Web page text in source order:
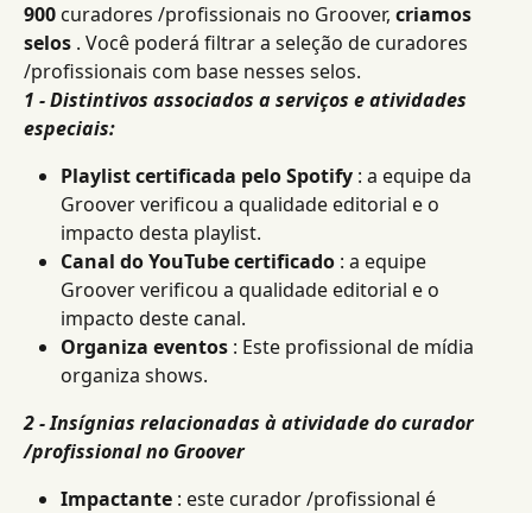
900 curadores /profissionais no Groover, criamos
selos . Você poderá filtrar a seleção de curadores
/profissionais com base nesses selos.
1 - Distintivos associados a serviços e atividades
especiais:
Playlist certificada pelo Spotify : a equipe da
Groover verificou a qualidade editorial e o
impacto desta playlist.
Canal do YouTube certificado : a equipe
Groover verificou a qualidade editorial e o
impacto deste canal.
Organiza eventos : Este profissional de mídia
organiza shows.
2 - Insígnias relacionadas à atividade do curador
/profissional no Groover
Impactante : este curador /profissional é